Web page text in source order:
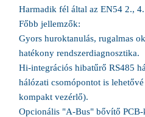
Harmadik fél által az EN54 2.,
Főbb jellemzők:
Gyors huroktanulás, rugalmas
hatékony rendszerdiagnosztika.
Hi-integrációs hibatűrő RS485
hálózati csomópontot is
kompakt vezérlő).
Opcionális "A-Bus" bővítő